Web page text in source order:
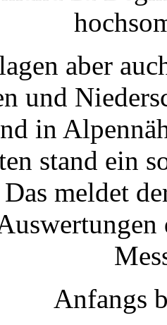
aber
und
in
stand ein
Das meldet
Anfangs